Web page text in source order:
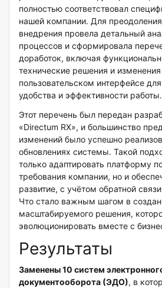
полностью соответствовал
нашей компании. Для
внедрения провела детальный
процессов и сформировала
доработок, включая
технические решения и изменения
пользовательском интерфейсе
удобства и эффективности работы.
Этот перечень был передан
«Directum RX», и большинство
изменений было успешно
обновлениях системы. Такой
только адаптировать платформу
требования компании, но и
развитие, с учётом обратной
Что стало важным шагом в
масштабируемого решения,
эволюционировать вместе с
Результаты
Заменены 10 систем
документооборота (ЭДО), в